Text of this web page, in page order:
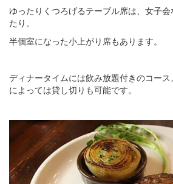
ゆったりくつろげるテーブル席は、女子
たり。
半個室になった小上がり席もあります。
ディナータイムには飲み放題付きのコー
によっては貸し切りも可能です。